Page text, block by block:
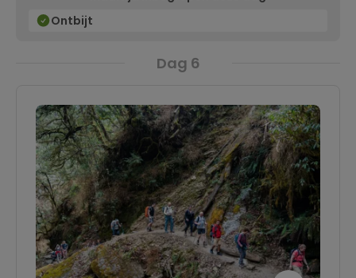
geweldig uitzicht over Pokhara en de Himalaya.
Ontbijt
Dag 6